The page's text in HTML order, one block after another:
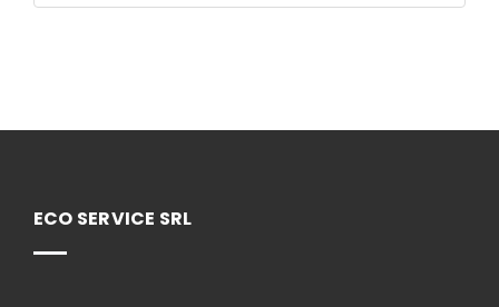
ECO SERVICE SRL